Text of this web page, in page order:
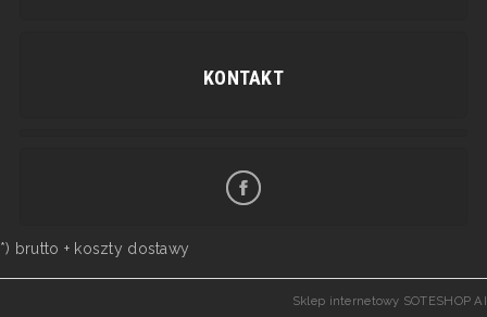
KONTAKT
*) brutto + koszty dostawy
Sklep internetowy SOTESHOP AI